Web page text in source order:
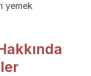
yemek